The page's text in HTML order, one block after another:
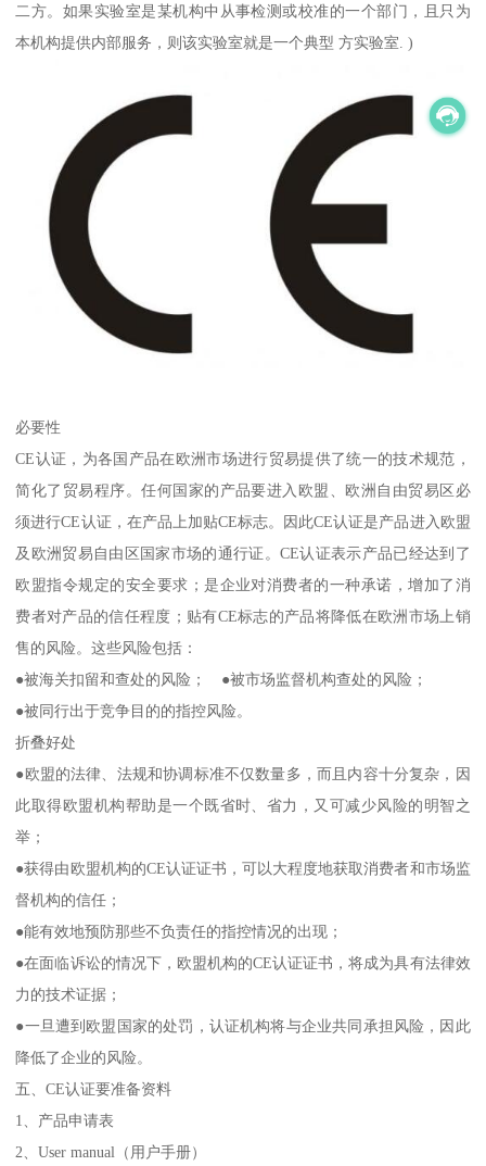
二方。如果实验室是某机构中从事检测或校准的一个部门，且只为
本机构提供内部服务，则该实验室就是一个典型 方实验室. )
必要性
CE认证，为各国产品在欧洲市场进行贸易提供了统一的技术规范，
简化了贸易程序。任何国家的产品要进入欧盟、欧洲自由贸易区必
须进行CE认证，在产品上加贴CE标志。因此CE认证是产品进入欧盟
及欧洲贸易自由区国家市场的通行证。CE认证表示产品已经达到了
欧盟指令规定的安全要求；是企业对消费者的一种承诺，增加了消
费者对产品的信任程度；贴有CE标志的产品将降低在欧洲市场上销
售的风险。这些风险包括：
●被海关扣留和查处的风险； ●被市场监督机构查处的风险；
●被同行出于竞争目的的指控风险。
折叠好处
●欧盟的法律、法规和协调标准不仅数量多，而且内容十分复杂，因
此取得欧盟机构帮助是一个既省时、省力，又可减少风险的明智之
举；
●获得由欧盟机构的CE认证证书，可以大程度地获取消费者和市场监
督机构的信任；
●能有效地预防那些不负责任的指控情况的出现；
●在面临诉讼的情况下，欧盟机构的CE认证证书，将成为具有法律效
力的技术证据；
●一旦遭到欧盟国家的处罚，认证机构将与企业共同承担风险，因此
降低了企业的风险。
五、CE认证要准备资料
1、产品申请表
2、User manual（用户手册）